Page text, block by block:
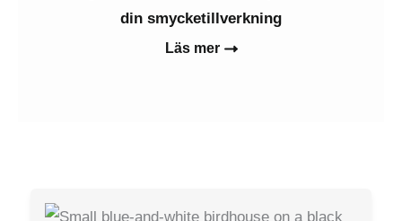
din smycketillverkning
Läs mer